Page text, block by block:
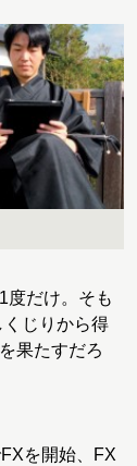
度だけ。そも
じりから得
果たすだろ
を開始、FX